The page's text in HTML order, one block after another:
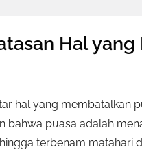
Hal
hal yang membatalkan
bahwa puasa adalah
terbenam matahari